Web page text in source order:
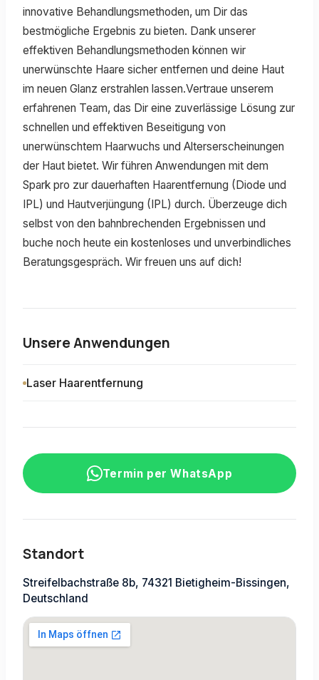
innovative Behandlungsmethoden, um Dir das
bestmögliche Ergebnis zu bieten. Dank unserer
effektiven Behandlungsmethoden können wir
unerwünschte Haare sicher entfernen und deine Haut
im neuen Glanz erstrahlen lassen.Vertraue unserem
erfahrenen Team, das Dir eine zuverlässige Lösung zur
schnellen und effektiven Beseitigung von
unerwünschtem Haarwuchs und Alterserscheinungen
der Haut bietet. Wir führen Anwendungen mit dem
Spark pro zur dauerhaften Haarentfernung (Diode und
IPL) und Hautverjüngung (IPL) durch. Überzeuge dich
selbst von den bahnbrechenden Ergebnissen und
buche noch heute ein kostenloses und unverbindliches
Beratungsgespräch. Wir freuen uns auf dich!
Unsere Anwendungen
Laser Haarentfernung
Termin per WhatsApp
Standort
Streifelbachstraße 8b, 74321 Bietigheim-Bissingen,
Deutschland